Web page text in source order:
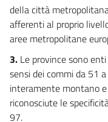
della città
afferenti al proprio
aree metropolitane
3. Le province sono
sensi dei commi da 51
interamente montano
riconosciute le
97.